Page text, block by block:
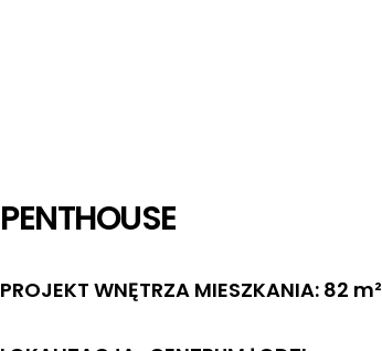
PENTHOUSE
PROJEKT WNĘTRZA MIESZKANIA: 82 m²